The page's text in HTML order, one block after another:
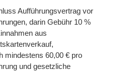
Aufführungsvertrag vor
darin Gebühr 10 %
aus
mindestens 60,00 € pro
und gesetzliche